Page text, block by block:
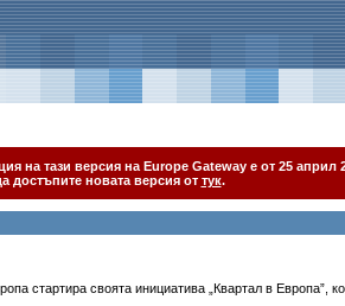
на тази версия на Europe Gateway е от 25 април
достъпите новата версия от тук.
стартира своята инициатива „Квартал в Европа”,